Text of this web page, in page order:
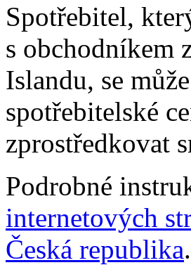
Spotřebitel,
s obchodníkem
Islandu, se
spotřebitelské
zprostředkovat
Podrobné
internetových
Česká republika.